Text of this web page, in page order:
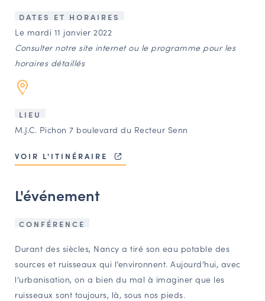
CONTACT
Agenda
Annuaire
Ressources
OFFRES D’EMPLOI ET DE STAGE
OUTILS EN LIGNE
Espace acteurs
NAVIGATION FILTRÉE « ACTEURS »
DATES ET HORAIRES
Le mardi 11 janvier 2022
Consulter notre site internet ou le programme pour les
horaires détaillés
LIEU
M.J.C. Pichon 7 boulevard du Recteur Senn
VOIR L'ITINÉRAIRE
L'événement
CONFÉRENCE
Durant des siècles, Nancy a tiré son eau potable des
sources et ruisseaux qui l’environnent. Aujourd’hui, avec
l’urbanisation, on a bien du mal à imaginer que les
ruisseaux sont toujours, là, sous nos pieds.